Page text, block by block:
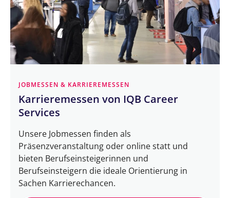
JOBMESSEN & KARRIEREMESSEN
Karrieremessen von IQB Career
Services
Unsere Jobmessen finden als
Präsenzveranstaltung oder online statt und
bieten Berufseinsteigerinnen und
Berufseinsteigern die ideale Orientierung in
Sachen Karrierechancen.